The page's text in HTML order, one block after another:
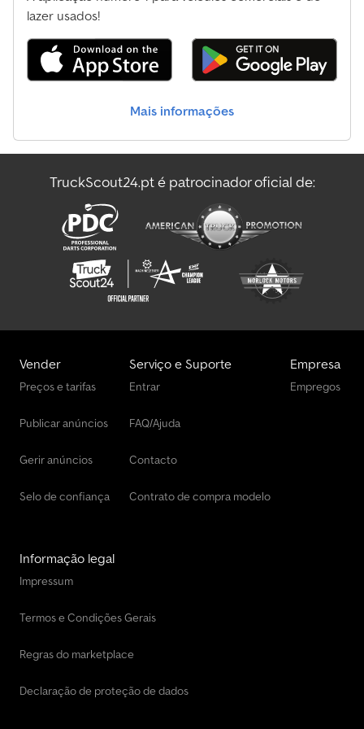
lazer usados!
Mais informações
TruckScout24.pt é patrocinador oficial de:
Vender
Preços e tarifas
Publicar anúncios
Gerir anúncios
Selo de confiança
Serviço e Suporte
Entrar
FAQ/Ajuda
Contacto
Contrato de compra modelo
Empresa
Empregos
Informação legal
Impressum
Termos e Condições Gerais
Regras do marketplace
Declaração de proteção de dados